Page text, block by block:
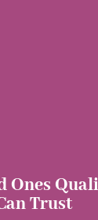
Ones
Trust